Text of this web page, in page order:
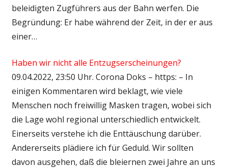
beleidigten Zugführers aus der Bahn werfen. Die
Begründung: Er habe während der Zeit, in der er aus
einer…
Haben wir nicht alle Entzugserscheinungen?
09.04.2022, 23:50 Uhr. Corona Doks – https: – In
einigen Kommentaren wird beklagt, wie viele
Menschen noch freiwillig Masken tragen, wobei sich
die Lage wohl regional unterschiedlich entwickelt.
Einerseits verstehe ich die Enttäuschung darüber.
Andererseits plädiere ich für Geduld. Wir sollten
davon ausgehen, daß die bleiernen zwei Jahre an uns